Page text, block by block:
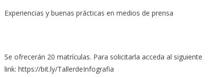
Experiencias y buenas prácticas en medios de prensa
Se ofrecerán 20 matrículas. Para solicitarla acceda al siguiente
link: https://bit.ly/TallerdeInfografia